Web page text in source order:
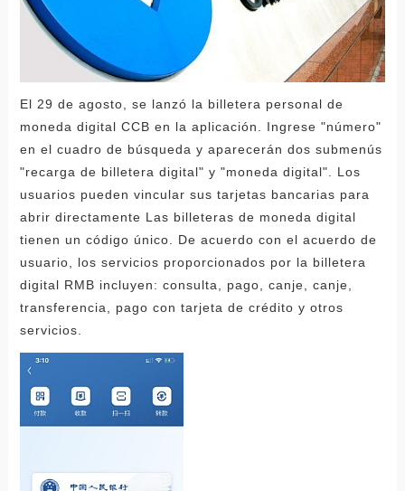
El 29 de agosto, se lanzó la billetera personal de
moneda digital CCB en la aplicación. Ingrese "número"
en el cuadro de búsqueda y aparecerán dos submenús
"recarga de billetera digital" y "moneda digital". Los
usuarios pueden vincular sus tarjetas bancarias para
abrir directamente Las billeteras de moneda digital
tienen un código único. De acuerdo con el acuerdo de
usuario, los servicios proporcionados por la billetera
digital RMB incluyen: consulta, pago, canje, canje,
transferencia, pago con tarjeta de crédito y otros
servicios.